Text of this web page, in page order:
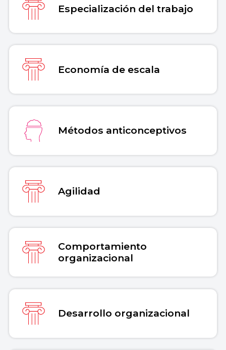
Especialización del trabajo
Economía de escala
Métodos anticonceptivos
Agilidad
Comportamiento
organizacional
Desarrollo organizacional